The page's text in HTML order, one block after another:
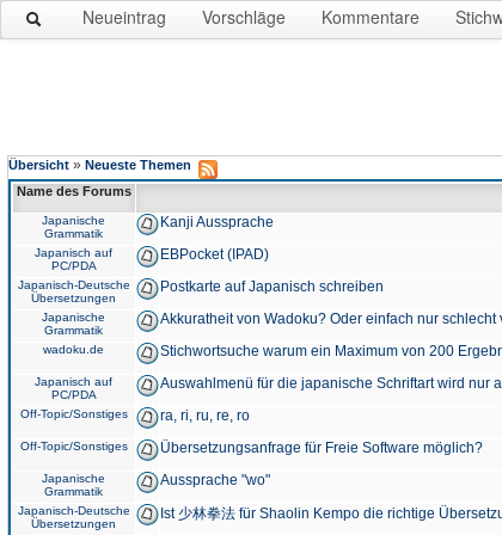
Neueintrag Vorschläge Kommentare
Übersicht » Neueste Themen
Name des Forums
Japanische
Grammatik
Kanji Aussprache
Japanisch auf
PC/PDA
EBPocket (IPAD)
Japanisch-Deutsche
Übersetzungen
Postkarte auf Japanisch schreiben
Japanische
Grammatik
Akkuratheit von Wadoku? Oder einfach nur schlecht
wadoku.de Stichwortsuche warum ein Maximum von 200
Japanisch auf
PC/PDA
Auswahlmenü für die japanische Schriftart wird nur
Off-Topic/Sonstiges ra, ri, ru, re, ro
Off-Topic/Sonstiges Übersetzungsanfrage für Freie Software möglich?
Japanische
Grammatik
Aussprache "wo"
Japanisch-Deutsche
Übersetzungen
Ist 少林拳法 für Shaolin Kempo die richtige